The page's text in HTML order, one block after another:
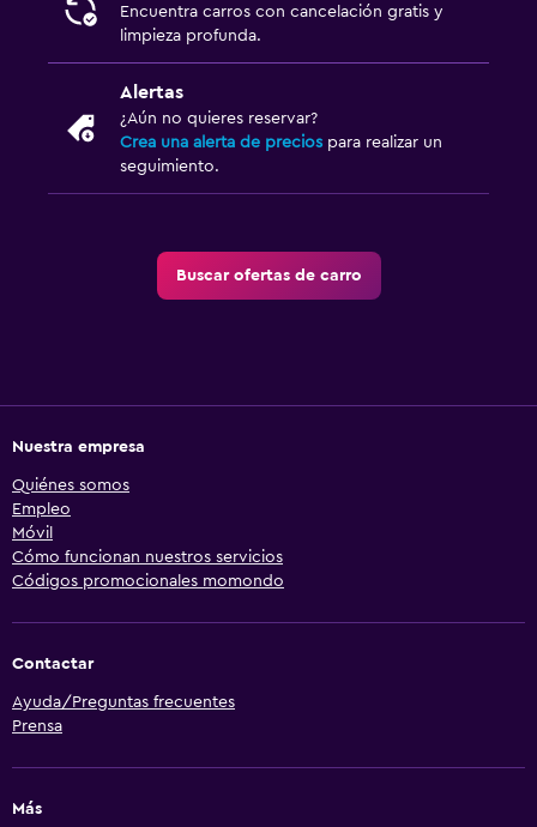
Encuentra carros con cancelación gratis y
limpieza profunda.
Alertas
¿Aún no quieres reservar?
Crea una alerta de precios para realizar un
seguimiento.
Buscar ofertas de carro
Nuestra empresa
Quiénes somos
Empleo
Móvil
Cómo funcionan nuestros servicios
Códigos promocionales momondo
Contactar
Ayuda/Preguntas frecuentes
Prensa
Más